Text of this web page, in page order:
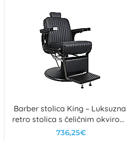
Barber stolica King – Luksuzna
retro stolica s čeličnim okvirom
i detaljima
736,25€